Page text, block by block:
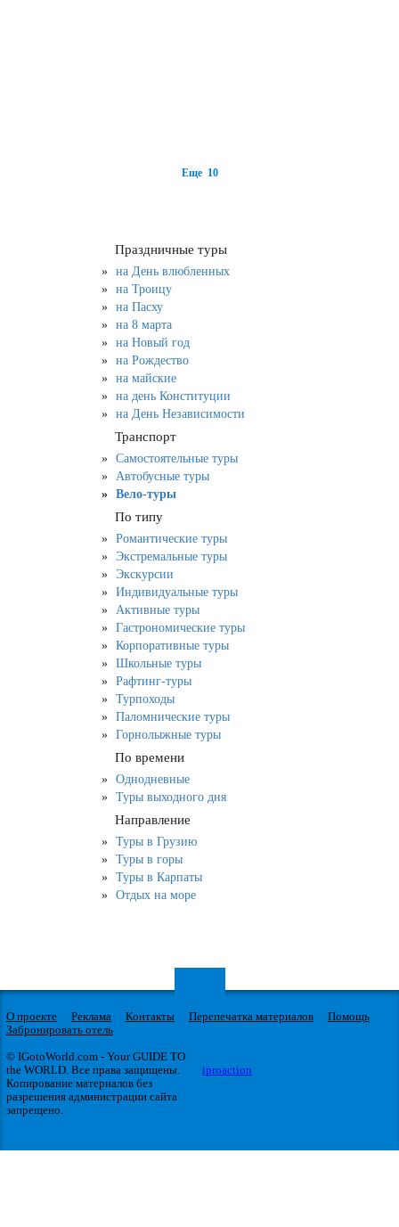
Еще 10
Праздничные туры
на День влюбленных
на Троицу
на Пасху
на 8 марта
на Новый год
на Рождество
на майские
на день Конституции
на День Независимости
Транспорт
Самостоятельные туры
Автобусные туры
Вело-туры
По типу
Романтические туры
Экстремальные туры
Экскурсии
Индивидуальные туры
Активные туры
Гастрономические туры
Корпоративные туры
Школьные туры
Рафтинг-туры
Турпоходы
Паломнические туры
Горнолыжные туры
По времени
Однодневные
Туры выходного дня
Направление
Туры в Грузию
Туры в горы
Туры в Карпаты
Отдых на море
О проекте Реклама Контакты Перепечатка материалов
Помощь
Забронировать отель
© IGotoWorld.com - Your GUIDE TO
the WORLD. Все права защищены.
Копирование материалов без
разрешения администрации сайта
запрещено.
iproaction